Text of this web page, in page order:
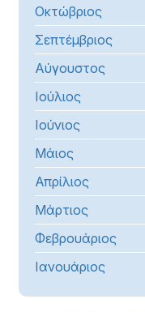
Οκτώβριος
Σεπτέμβριος
Αύγουστος
Ιούλιος
Ιούνιος
Μάιος
Απρίλιος
Μάρτιος
Φεβρουάριος
Ιανουάριος